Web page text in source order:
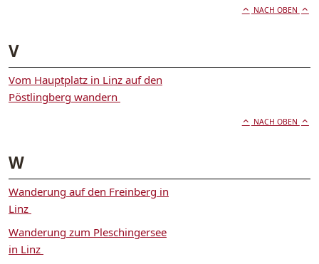
NACH OBEN
V
Vom Hauptplatz in Linz auf den
Pöstlingberg wandern
NACH OBEN
W
Wanderung auf den Freinberg in
Linz
Wanderung zum Pleschingersee
in Linz